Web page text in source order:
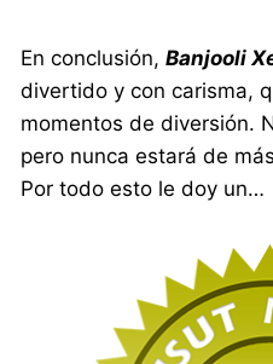
En conclusión,Banjooli
divertido y con carisma,
momentos de diversión.
pero nunca estará de
Por todo esto le doy un…